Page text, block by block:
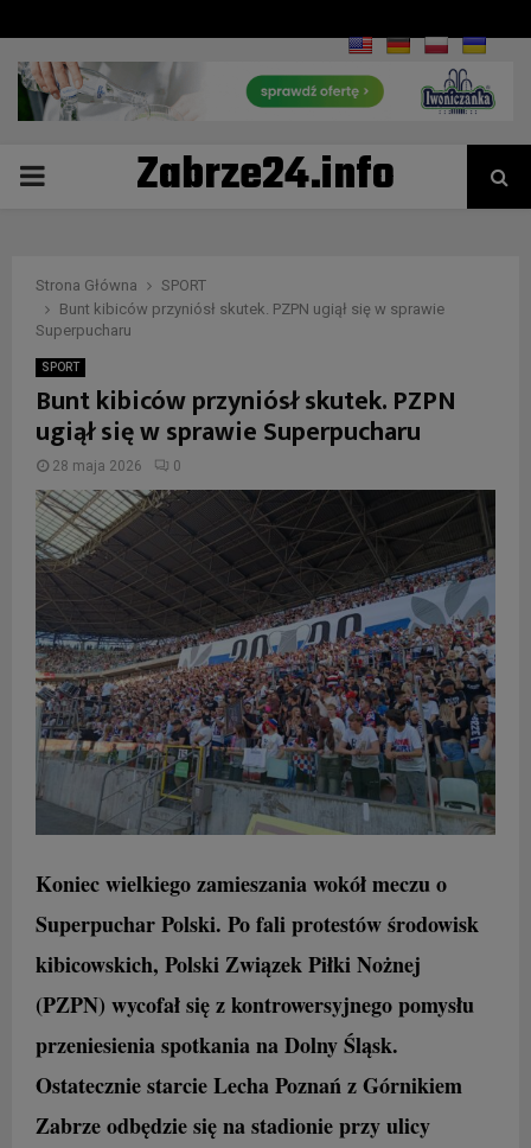
PRIMARYZabrze24.info
Strona Główna
SPORT
Bunt kibiców przyniósł skutek. PZPN ugiął się w sprawie
Superpucharu
SPORT
Bunt kibiców przyniósł skutek. PZPN
ugiął się w sprawie Superpucharu
28 maja 2026 0
Koniec wielkiego zamieszania wokół meczu o
Superpuchar Polski. Po fali protestów środowisk
kibicowskich, Polski Związek Piłki Nożnej
(PZPN) wycofał się z kontrowersyjnego pomysłu
przeniesienia spotkania na Dolny Śląsk.
Ostatecznie starcie Lecha Poznań z Górnikiem
Zabrze odbędzie się na stadionie przy ulicy